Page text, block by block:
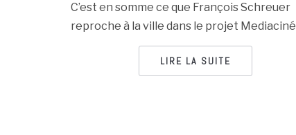
C’est en somme ce que François Schreuer
reproche à la ville dans le projet Mediaciné
LIRE LA SUITE